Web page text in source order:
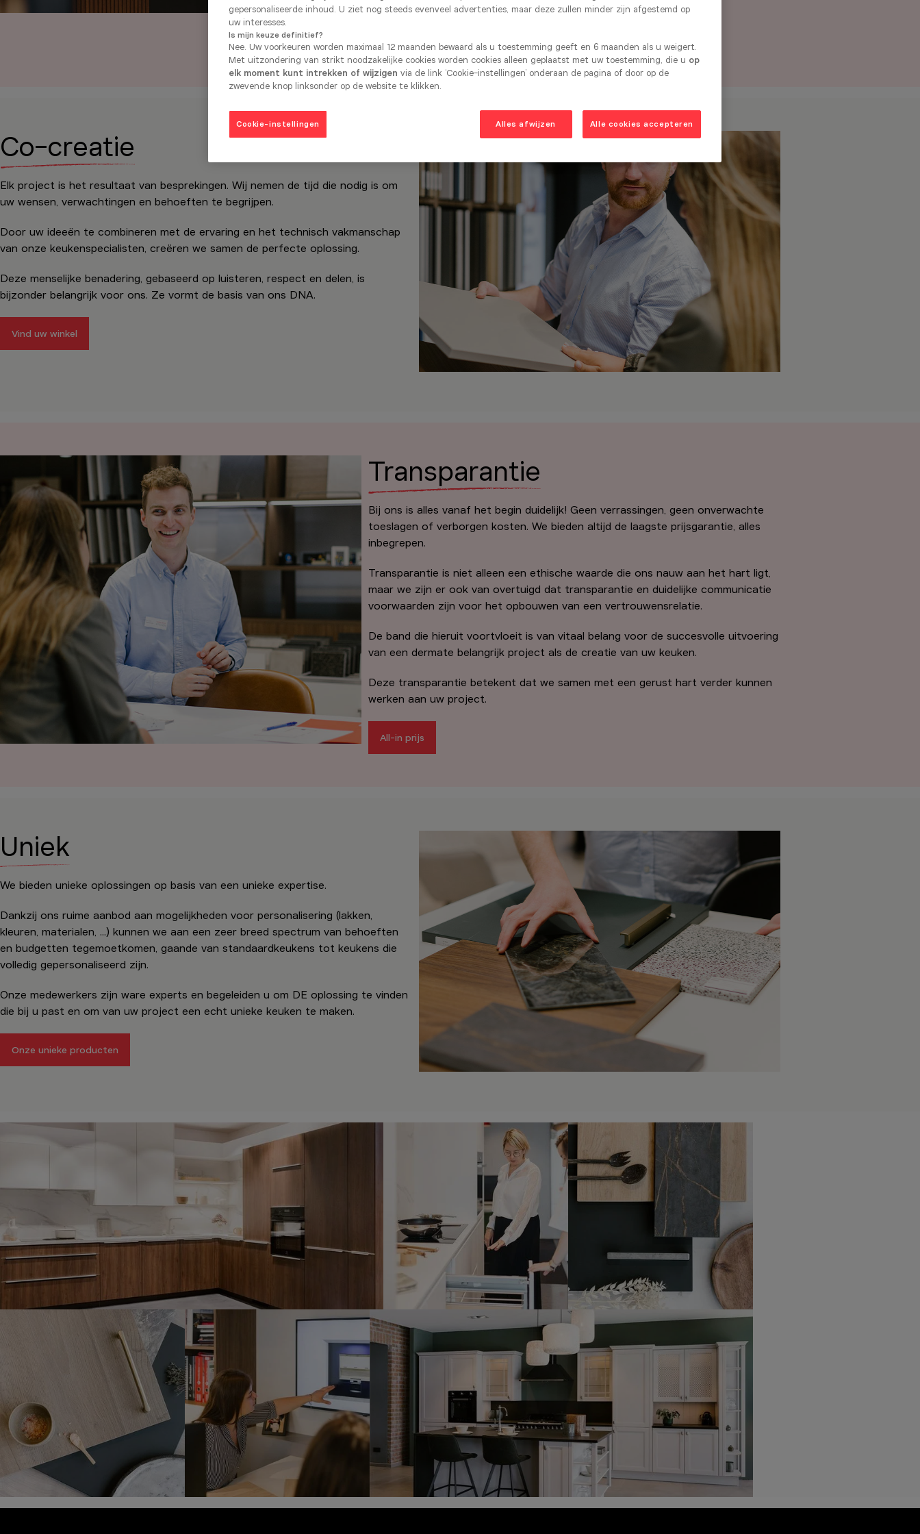
Co-creatie
Elk project is het resultaat van besprekingen. Wij nemen de tijd die nodig is om
uw wensen, verwachtingen en behoeften te begrijpen.
Door uw ideeën te combineren met de ervaring en het technisch vakmanschap
van onze keukenspecialisten, creëren we samen de perfecte oplossing.
Deze menselijke benadering, gebaseerd op luisteren, respect en delen, is
bijzonder belangrijk voor ons. Ze vormt de basis van ons DNA.
Vind uw winkel
Transparantie
Bij ons is alles vanaf het begin duidelijk! Geen verrassingen, geen onverwachte
toeslagen of verborgen kosten. We bieden altijd de laagste prijsgarantie, alles
inbegrepen.
Transparantie is niet alleen een ethische waarde die ons nauw aan het hart ligt,
maar we zijn er ook van overtuigd dat transparantie en duidelijke communicatie
voorwaarden zijn voor het opbouwen van een vertrouwensrelatie.
De band die hieruit voortvloeit is van vitaal belang voor de succesvolle uitvoering
van een dermate belangrijk project als de creatie van uw keuken.
Deze transparantie betekent dat we samen met een gerust hart verder kunnen
werken aan uw project.
All-in prijs
Uniek
We bieden unieke oplossingen op basis van een unieke expertise.
Dankzij ons ruime aanbod aan mogelijkheden voor personalisering (lakken,
kleuren, materialen, ...) kunnen we aan een zeer breed spectrum van behoeften
en budgetten tegemoetkomen, gaande van standaardkeukens tot keukens die
volledig gepersonaliseerd zijn.
Onze medewerkers zijn ware experts en begeleiden u om DE oplossing te vinden
die bij u past en om van uw project een echt unieke keuken te maken.
Onze unieke producten
gepersonaliseerde inhoud. U ziet nog steeds evenveel advertenties, maar deze zullen minder zijn afgestemd op
uw interesses.
Is mijn keuze definitief?
Nee. Uw voorkeuren worden maximaal 12 maanden bewaard als u toestemming geeft en 6 maanden als u weigert.
Met uitzondering van strikt noodzakelijke cookies worden cookies alleen geplaatst met uw toestemming, die u op
elk moment kunt intrekken of wijzigen via de link ‘Cookie-instellingen’ onderaan de pagina of door op de
zwevende knop linksonder op de website te klikken.
Cookie-instellingen Alles afwijzen Alle cookies accepteren